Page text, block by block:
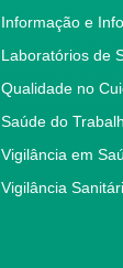
Informação e
Laboratórios de
Qualidade no
Saúde do
Vigilância em
Vigilância